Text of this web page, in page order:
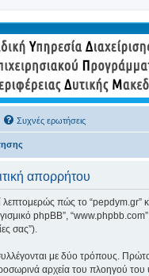
Συχνές ερωτήσεις
απορρήτου
λεπτομερώς πώς το “pepdym.gr”
phpBB”,
σας”).
με δύο τρόπους.
αρχεία του πλοηγού του